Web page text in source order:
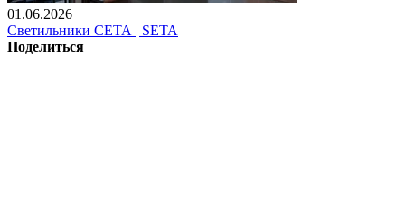
01.06.2026
Светильники СЕТА | SETA
Поделиться